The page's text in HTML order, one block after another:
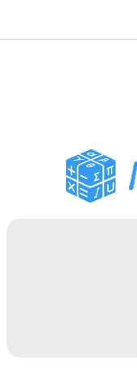
PDF 作业助手
学习工具